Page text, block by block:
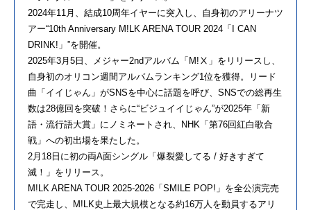
2024年11月、結成10周年イヤーに突入し、自身初のアリーナツ
アー“10th Anniversary M!LK ARENA TOUR 2024「I CAN
DRINK!」”を開催。
2025年3月5日、メジャー2ndアルバム「M!Ⅹ」をリリースし、
自身初のオリコン週間アルバムランキング1位を獲得。リード
曲「イイじゃん」がSNSを中心に話題を呼び、SNSでの総再生
数は28億回を突破！さらに“ビジュイイじゃん”が2025年「新
語・流行語大賞」にノミネートされ、NHK「第76回紅白歌合
戦」への初出場を果たした。
2月18日に初の両A面シングル「爆裂愛してる / 好きすぎて
滅！」をリリース。
M!LK ARENA TOUR 2025-2026「SMILE POP!」を全公演完売
で完走し、M!LK史上最大規模となる約16万人を動員するアリ